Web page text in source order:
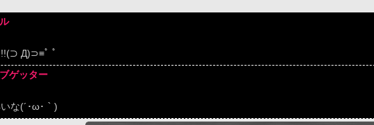
!!(⊃ Д)⊃≡ﾟ ﾟ
ゲッター
な(´･ω･｀)